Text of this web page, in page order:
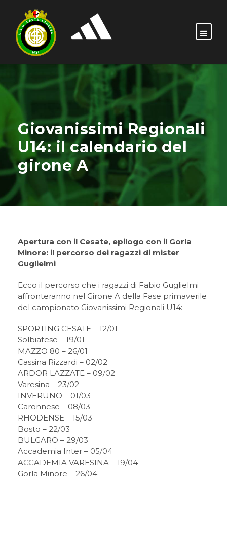
Giovanissimi Regionali
U14: il calendario del
girone A
Apertura con il Cesate, epilogo con il Gorla
Minore: il percorso dei ragazzi di mister
Guglielmi
Ecco il percorso che i ragazzi di Fabio Guglielmi
affronteranno nel Girone A della Fase primaverile
del campionato Giovanissimi Regionali U14:
SPORTING CESATE – 12/01
Solbiatese – 19/01
MAZZO 80 – 26/01
Cassina Rizzardi – 02/02
ARDOR LAZZATE – 09/02
Varesina – 23/02
INVERUNO – 01/03
Caronnese – 08/03
RHODENSE – 15/03
Bosto – 22/03
BULGARO – 29/03
Accademia Inter – 05/04
ACCADEMIA VARESINA – 19/04
Gorla Minore – 26/04